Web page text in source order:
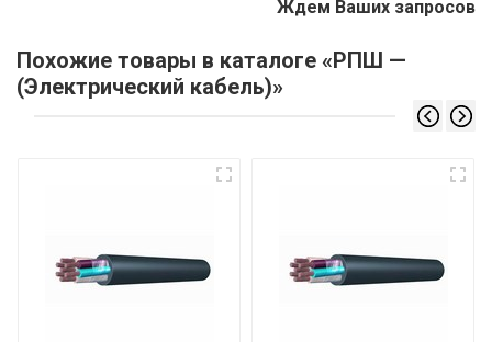
Ждем Ваших запросов
Похожие товары в каталоге «РПШ —
(Электрический кабель)»